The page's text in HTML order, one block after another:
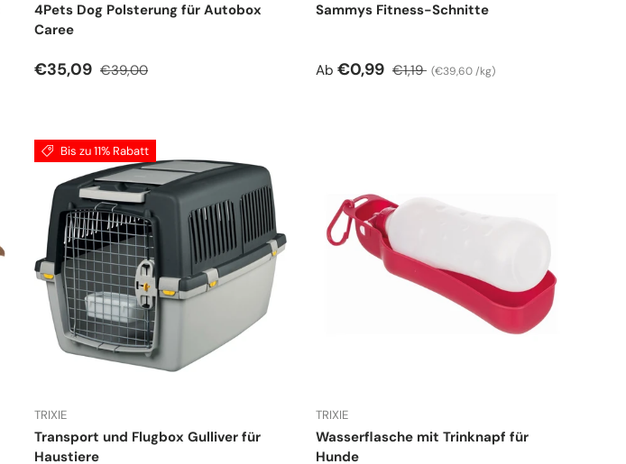
4Pets Dog Polsterung für Autobox
Caree
Verkaufspreis
€35,09 Normaler Preis
€39,00
Sammys Fitness-Schnitte
Verkaufspreis
Ab €0,99 Normaler Preis
€1,19 Grundpreis
€39,60 /kg
Bis zu 11% Rabatt
TRIXIE
Transport und Flugbox Gulliver für
Haustiere
TRIXIE
Wasserflasche mit Trinknapf für
Hunde